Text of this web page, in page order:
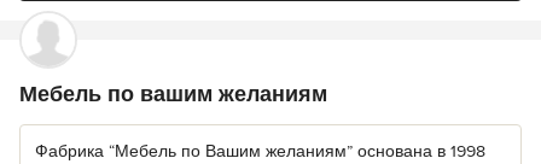
Мебель по вашим желаниям
Фабрика “Мебель по Вашим желаниям” основана в 1998